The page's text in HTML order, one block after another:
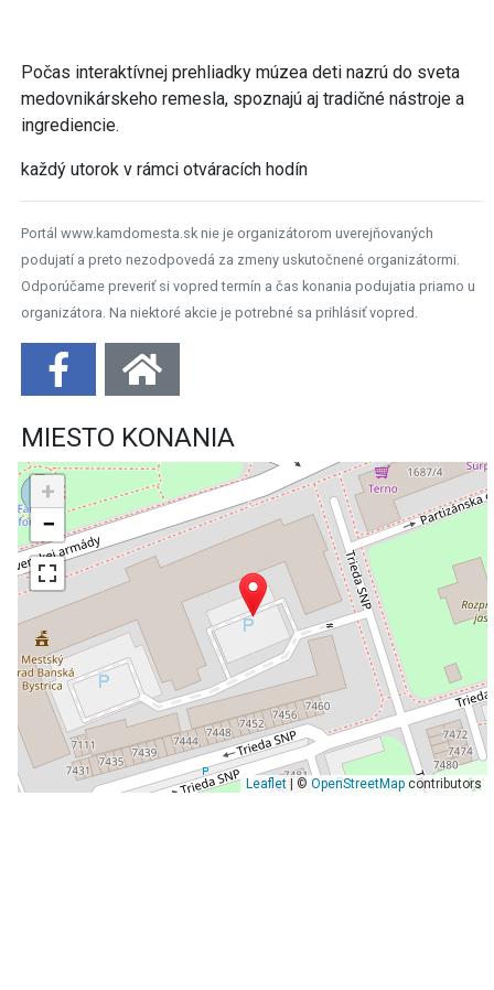
Počas interaktívnej prehliadky múzea deti nazrú do sveta
medovnikárskeho remesla, spoznajú aj tradičné nástroje a
ingrediencie.
každý utorok v rámci otváracích hodín
Portál www.kamdomesta.sk nie je organizátorom uverejňovaných
podujatí a preto nezodpovedá za zmeny uskutočnené organizátormi.
Odporúčame preveriť si vopred termín a čas konania podujatia priamo u
organizátora. Na niektoré akcie je potrebné sa prihlásiť vopred.
MIESTO KONANIA
+
−
Leaflet| © OpenStreetMapcontributors